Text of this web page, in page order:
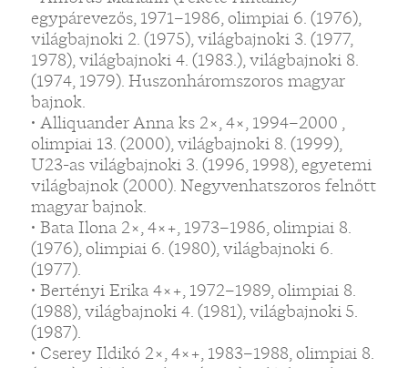
egypárevezős, 1971–1986, olimpiai 6. (1976),
világbajnoki 2. (1975), világbajnoki 3. (1977,
1978), világbajnoki 4. (1983.), világbajnoki 8.
(1974, 1979). Huszonháromszoros magyar
bajnok.
• Alliquander Anna ks 2×, 4×, 1994–2000 ,
olimpiai 13. (2000), világbajnoki 8. (1999),
U23-as világbajnoki 3. (1996, 1998), egyetemi
világbajnok (2000). Negyvenhatszoros felnőtt
magyar bajnok.
• Bata Ilona 2×, 4×+, 1973–1986, olimpiai 8.
(1976), olimpiai 6. (1980), világbajnoki 6.
(1977).
• Bertényi Erika 4×+, 1972–1989, olimpiai 8.
(1988), világbajnoki 4. (1981), világbajnoki 5.
(1987).
• Cserey Ildikó 2×, 4×+, 1983–1988, olimpiai 8.